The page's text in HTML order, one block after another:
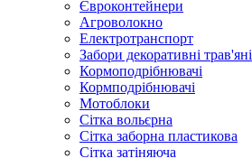
Євроконтейнери
Агроволокно
Електротранспорт
Забори декоративні трав'яні
Кормоподрібнювачі
Кормподрібнювачі
Мотоблоки
Сітка вольєрна
Сітка заборна пластикова
Сітка затіняюча